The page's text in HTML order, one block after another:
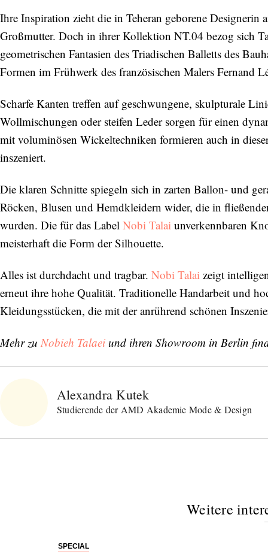
Ihre Inspiration zieht die in Teheran geborene Designerin
Großmutter. Doch in ihrer Kollektion NT.04 bezog sich
geometrischen Fantasien des Triadischen Balletts des
Formen im Frühwerk des französischen Malers Fernand
Scharfe Kanten treffen auf geschwungene, skulpturale
Wollmischungen oder steifen Leder sorgen für einen
mit voluminösen Wickeltechniken formieren auch in
inszeniert.
Die klaren Schnitte spiegeln sich in zarten Ballon- und
Röcken, Blusen und Hemdkleidern wider, die in
wurden. Die für das Label Nobi Talai unverkennbaren
meisterhaft die Form der Silhouette.
Alles ist durchdacht und tragbar. Nobi Talai zeigt
erneut ihre hohe Qualität. Traditionelle Handarbeit und
Kleidungsstücken, die mit der anrührend schönen
Mehr zu Nobieh Talaei und ihren Showroom in Berlin
Alexandra Kutek
Studierende der AMD Akademie Mode & Design
Weitere
SPECIAL